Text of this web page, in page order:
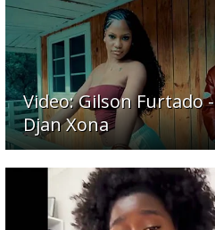
Video: Gilson Furtado -
Djan Xona